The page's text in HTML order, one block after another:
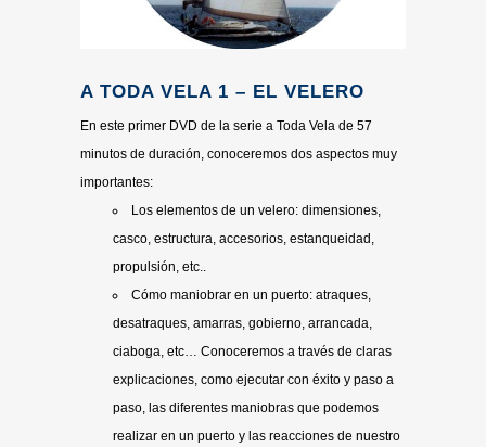
A TODA VELA 1 – EL VELERO
En este primer DVD de la serie a Toda Vela de 57
minutos de duración, conoceremos dos aspectos muy
importantes:
Los elementos de un velero: dimensiones,
casco, estructura, accesorios, estanqueidad,
propulsión, etc..
Cómo maniobrar en un puerto: atraques,
desatraques, amarras, gobierno, arrancada,
ciaboga, etc… Conoceremos a través de claras
explicaciones, como ejecutar con éxito y paso a
paso, las diferentes maniobras que podemos
realizar en un puerto y las reacciones de nuestro